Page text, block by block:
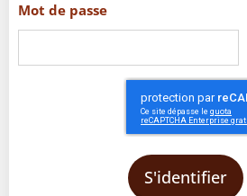
Mot de passe
S'identifier